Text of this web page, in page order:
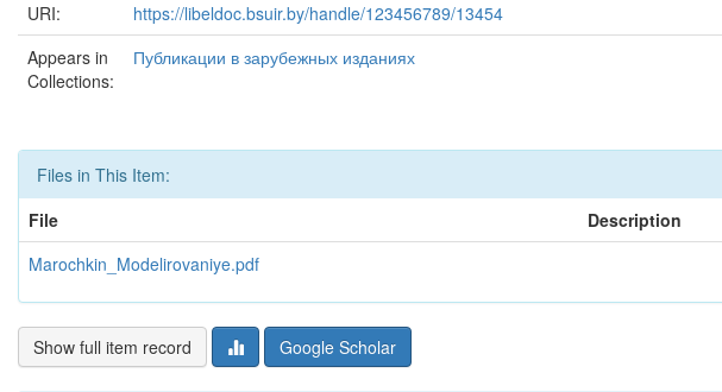
URI:
https://libeldoc.bsuir.by/handle/123456789/13454
Appears in
Collections:
Публикации в зарубежных изданиях
Files in This Item:
File
Description
Marochkin_Modelirovaniye.pdf
Show full item record Google Scholar